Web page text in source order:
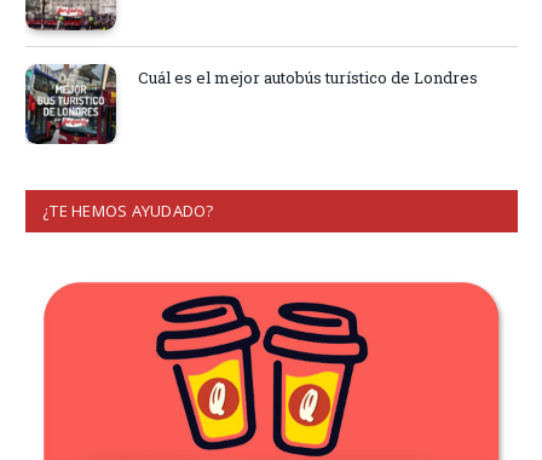
Cuál es el mejor autobús turístico de Londres
¿TE HEMOS AYUDADO?